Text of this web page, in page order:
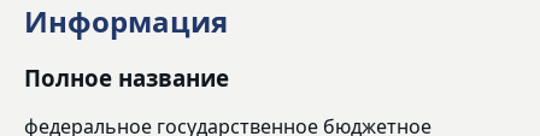
Информация
Полное название
федеральное государственное бюджетное